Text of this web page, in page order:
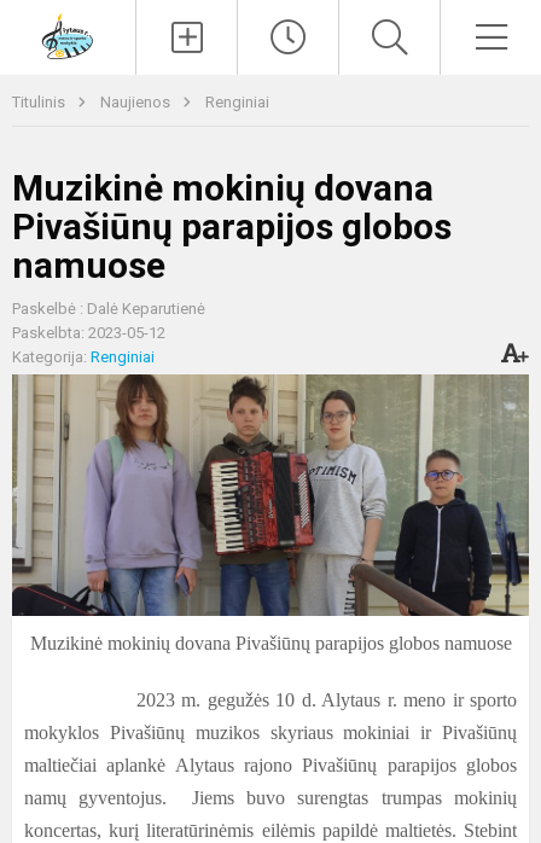
Titulinis Naujienos Renginiai
Muzikinė mokinių dovana
Pivašiūnų parapijos globos
namuose
Paskelbė : Dalė Keparutienė
Paskelbta: 2023-05-12
Kategorija: Renginiai
Muzikinė mokinių dovana Pivašiūnų parapijos globos namuose
2023 m. gegužės 10 d. Alytaus r. meno ir sporto
mokyklos Pivašiūnų muzikos skyriaus mokiniai ir Pivašiūnų
maltiečiai aplankė Alytaus rajono Pivašiūnų parapijos globos
namų gyventojus. Jiems buvo surengtas trumpas mokinių
koncertas, kurį literatūrinėmis eilėmis papildė maltietės. Stebint